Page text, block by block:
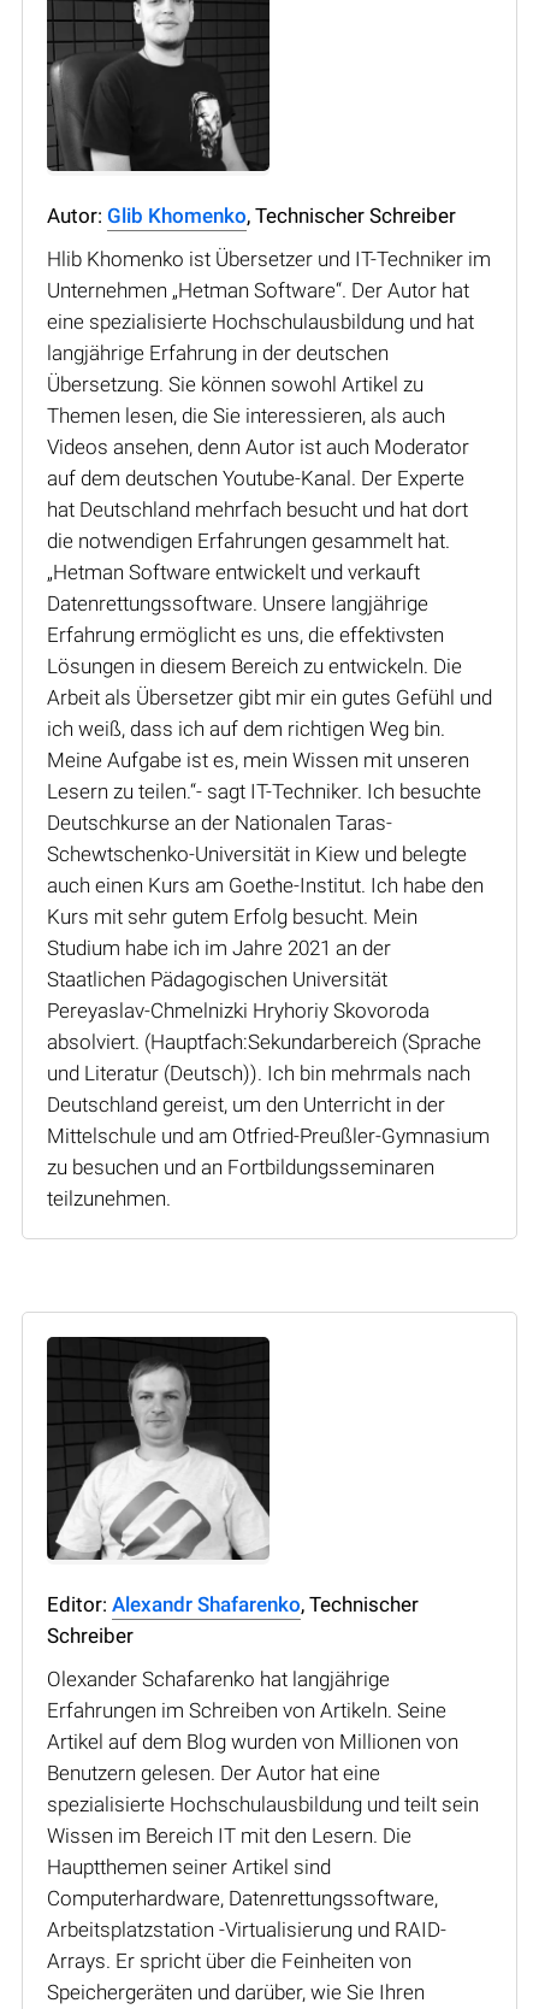
Autor: Glib Khomenko, Technischer Schreiber
Hlib Khomenko ist Übersetzer und IT-Techniker im
Unternehmen „Hetman Software“. Der Autor hat
eine spezialisierte Hochschulausbildung und hat
langjährige Erfahrung in der deutschen
Übersetzung. Sie können sowohl Artikel zu
Themen lesen, die Sie interessieren, als auch
Videos ansehen, denn Autor ist auch Moderator
auf dem deutschen Youtube-Kanal. Der Experte
hat Deutschland mehrfach besucht und hat dort
die notwendigen Erfahrungen gesammelt hat.
„Hetman Software entwickelt und verkauft
Datenrettungssoftware. Unsere langjährige
Erfahrung ermöglicht es uns, die effektivsten
Lösungen in diesem Bereich zu entwickeln. Die
Arbeit als Übersetzer gibt mir ein gutes Gefühl und
ich weiß, dass ich auf dem richtigen Weg bin.
Meine Aufgabe ist es, mein Wissen mit unseren
Lesern zu teilen.“- sagt IT-Techniker. Ich besuchte
Deutschkurse an der Nationalen Taras-
Schewtschenko-Universität in Kiew und belegte
auch einen Kurs am Goethe-Institut. Ich habe den
Kurs mit sehr gutem Erfolg besucht. Mein
Studium habe ich im Jahre 2021 an der
Staatlichen Pädagogischen Universität
Pereyaslav-Chmelnizki Hryhoriy Skovoroda
absolviert. (Hauptfach:Sekundarbereich (Sprache
und Literatur (Deutsch)). Ich bin mehrmals nach
Deutschland gereist, um den Unterricht in der
Mittelschule und am Otfried-Preußler-Gymnasium
zu besuchen und an Fortbildungsseminaren
teilzunehmen.
Editor: Alexandr Shafarenko, Technischer
Schreiber
Olexander Schafarenko hat langjährige
Erfahrungen im Schreiben von Artikeln. Seine
Artikel auf dem Blog wurden von Millionen von
Benutzern gelesen. Der Autor hat eine
spezialisierte Hochschulausbildung und teilt sein
Wissen im Bereich IT mit den Lesern. Die
Hauptthemen seiner Artikel sind
Computerhardware, Datenrettungssoftware,
Arbeitsplatzstation -Virtualisierung und RAID-
Arrays. Er spricht über die Feinheiten von
Speichergeräten und darüber, wie Sie Ihren